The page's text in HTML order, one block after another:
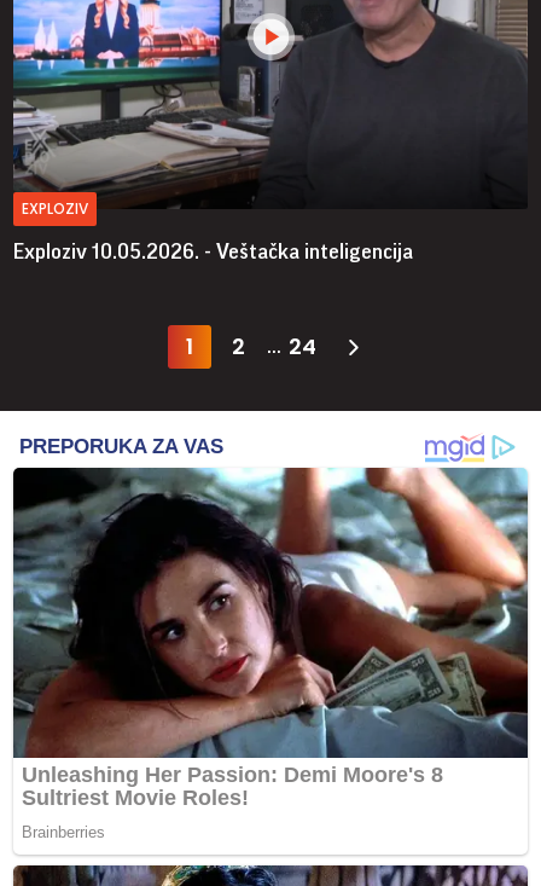
EXPLOZIV
Exploziv 10.05.2026. - Veštačka inteligencija
1 2 ... 24